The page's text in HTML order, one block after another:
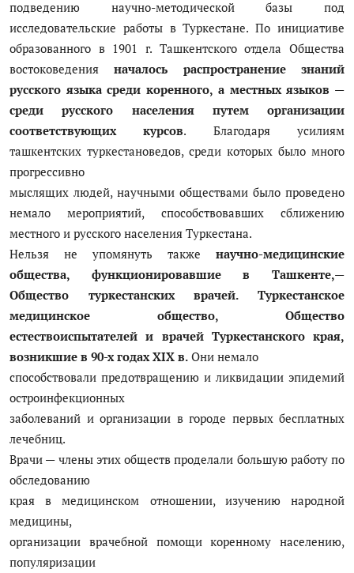
подведению научно-методической базы под
исследовательские работы в Туркестане. По инициативе
образованного в 1901 г. Ташкентского отдела Общества
востоковеденияначалось распространение знаний
русского языка среди коренного, а местных языков —
среди русского населения путем организации
соответствующих курсов. Благодаря усилиям
ташкентских туркестановедов, среди которых было много
прогрессивно
мыслящих людей, научными обществами было проведено
немало мероприятий, способствовавших сближению
местного и русского населения Туркестана.
Нельзя не упомянуть также научно-медицинские
общества, функционировавшиев Ташкенте,—
Общество туркестанских врачей. Туркестанское
медицинское общество, Общество
естествоиспытателей и врачей Туркестанского края,
возникшие в 90-х годах XIX в. Они немало
способствовали предотвращению и ликвидации эпидемий
остроинфекционных
заболеваний и организации в городе первых бесплатных
лечебниц.
Врачи — члены этих обществ проделали большую работу по
обследованию
края в медицинском отношении, изучению народной
медицины,
организации врачебной помощи коренному населению,
популяризации